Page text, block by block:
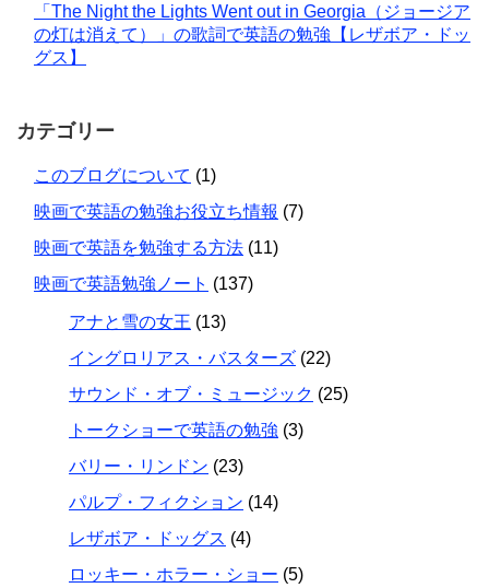
「The Night the Lights Went out in Georgia（ジョージア
の灯は消えて）」の歌詞で英語の勉強【レザボア・ドッ
グス】
カテゴリー
このブログについて (1)
映画で英語の勉強お役立ち情報 (7)
映画で英語を勉強する方法 (11)
映画で英語勉強ノート (137)
アナと雪の女王 (13)
イングロリアス・バスターズ (22)
サウンド・オブ・ミュージック (25)
トークショーで英語の勉強 (3)
バリー・リンドン (23)
パルプ・フィクション (14)
レザボア・ドッグス (4)
ロッキー・ホラー・ショー (5)